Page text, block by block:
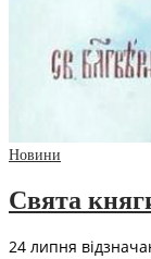
Новини
Свята
24 липня